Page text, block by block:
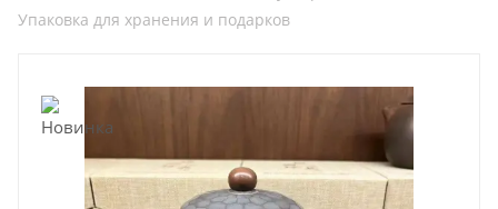
Упаковка для хранения и подарков